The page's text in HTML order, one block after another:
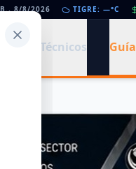
• Día de la Siderurgia: cómo
8/8/2026 TIGRE: —°C
Datos Técnicos